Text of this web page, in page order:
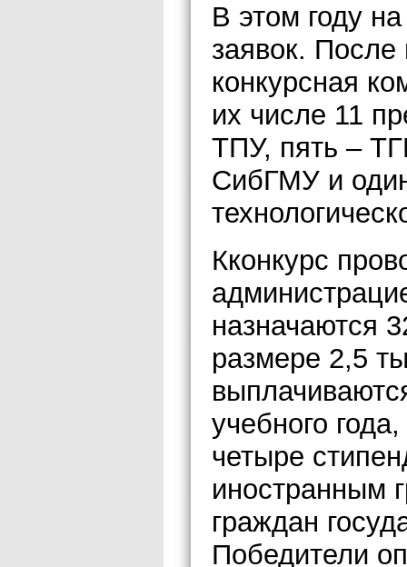
В этом году
заявок. После
конкурсная
их числе 11
ТПУ, пять –
СибГМУ и
Кконкурс
назначаются
размере 2,5
учебного
четыре
иностранным
граждан
Победители